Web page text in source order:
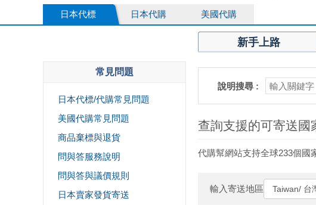
日本代標 日本代購 美國代購
新手上路
常見問題
日本代標/代購常見問題
美國代購常見問題
商品棄標與退貨
問與答服務說明
問與答與議價規則
日本賣家發貨寄送
說明搜尋 :
查詢支援的可寄送國
代購幫網站支持全球233個國